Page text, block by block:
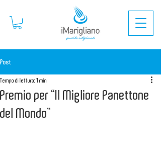
Post
Premio per “Il Migliore Panettone
del Mondo”
Tempo di lettura: 1 min